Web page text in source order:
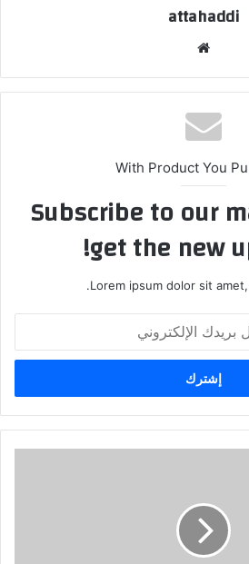
attahaddi
With Product You
Subscribe to our
get the new
Lorem ipsum dolor sit